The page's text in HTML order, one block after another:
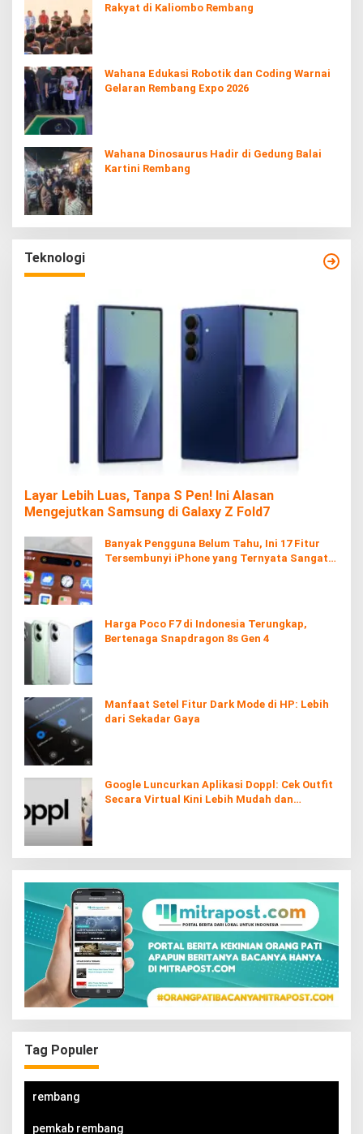
Rakyat di Kaliombo Rembang
Wahana Edukasi Robotik dan Coding Warnai
Gelaran Rembang Expo 2026
Wahana Dinosaurus Hadir di Gedung Balai
Kartini Rembang
Teknologi
Layar Lebih Luas, Tanpa S Pen! Ini Alasan
Mengejutkan Samsung di Galaxy Z Fold7
Banyak Pengguna Belum Tahu, Ini 17 Fitur
Tersembunyi iPhone yang Ternyata Sangat
Harga Poco F7 di Indonesia Terungkap,
Bertenaga Snapdragon 8s Gen 4
Manfaat Setel Fitur Dark Mode di HP: Lebih
dari Sekadar Gaya
Google Luncurkan Aplikasi Doppl: Cek Outfit
Secara Virtual Kini Lebih Mudah dan
Tag Populer
rembang
pemkab rembang